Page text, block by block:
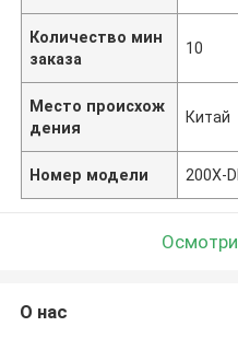
Количество мин
заказа
10
Место происхож
дения
Китай
Номер модели 200X-
О нас